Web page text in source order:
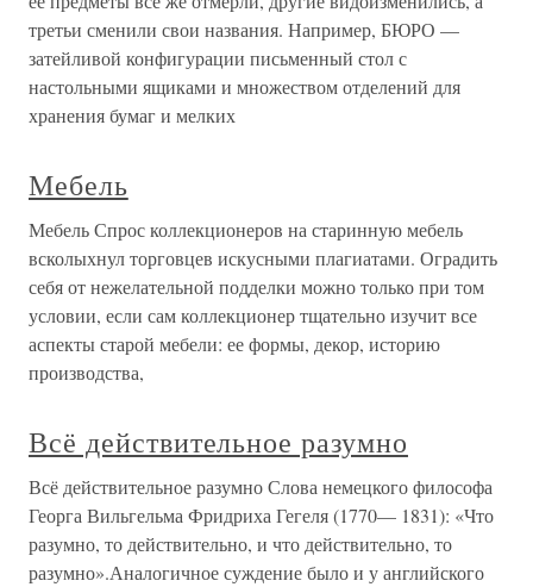
третьи сменили свои названия. Например, БЮРО —
затейливой конфигурации письменный стол с
настольными ящиками и множеством отделений для
хранения бумаг и мелких
Мебель
Мебель Спрос коллекционеров на старинную мебель
всколыхнул торговцев искусными плагиатами. Оградить
себя от нежелательной подделки можно только при том
условии, если сам коллекционер тщательно изучит все
аспекты старой мебели: ее формы, декор, историю
производства,
Всё действительное разумно
Всё действительное разумно Слова немецкого философа
Георга Вильгельма Фридриха Гегеля (1770— 1831): «Что
разумно, то действительно, и что действительно, то
разумно».Аналогичное суждение было и у английского